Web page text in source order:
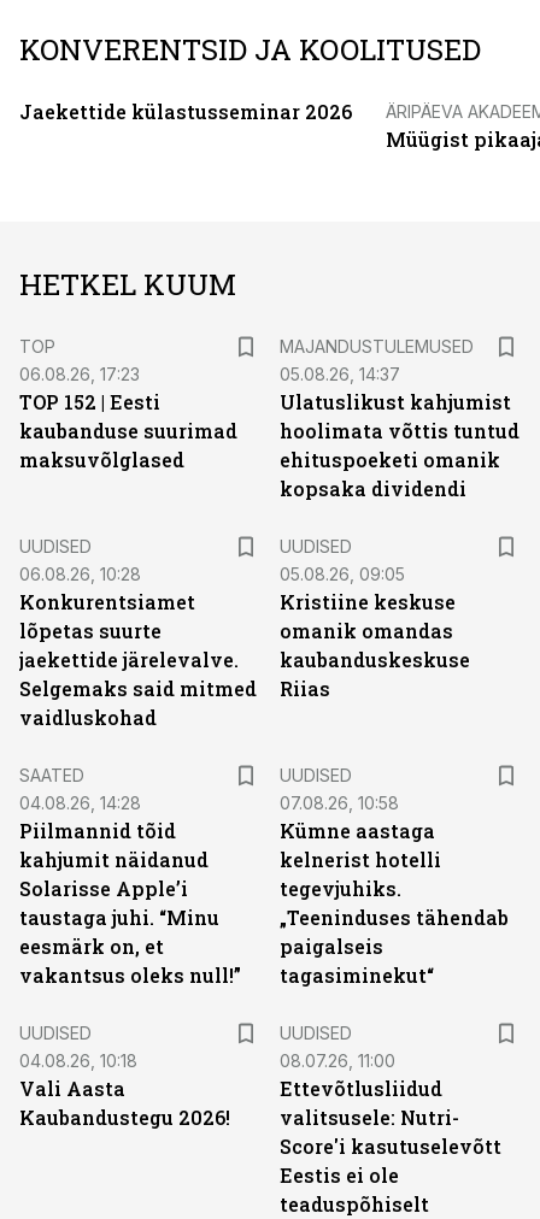
KONVERENTSID JA KOOLITUSED
Jaekettide külastusseminar 2026 ÄRIPÄEVA
Müügist
HETKEL KUUM
TOP
06.08.26, 17:23
TOP 152 | Eesti
kaubanduse suurimad
maksuvõlglased
MAJANDUSTULEMUSED
05.08.26, 14:37
Ulatuslikust kahjumist
hoolimata võttis tuntud
ehituspoeketi omanik
kopsaka dividendi
UUDISED
06.08.26, 10:28
Konkurentsiamet
lõpetas suurte
jaekettide järelevalve.
Selgemaks said mitmed
vaidluskohad
UUDISED
05.08.26, 09:05
Kristiine keskuse
omanik omandas
kaubanduskeskuse
Riias
SAATED
04.08.26, 14:28
Piilmannid tõid
kahjumit näidanud
Solarisse Apple’i
taustaga juhi. “Minu
eesmärk on, et
vakantsus oleks null!”
UUDISED
07.08.26, 10:58
Kümne aastaga
kelnerist hotelli
tegevjuhiks.
„Teeninduses tähendab
paigalseis
tagasiminekut“
UUDISED
04.08.26, 10:18
Vali Aasta
Kaubandustegu 2026!
UUDISED
08.07.26, 11:00
Ettevõtlusliidud
valitsusele: Nutri-
Score'i kasutuselevõtt
Eestis ei ole
teaduspõhiselt